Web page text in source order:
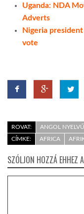
Uganda: NDA
Adverts
Nigeria
vote
ROVAT:
ANGOL
CÍMKE:
AFRICA
SZÓLJON HOZZÁ EHHEZ